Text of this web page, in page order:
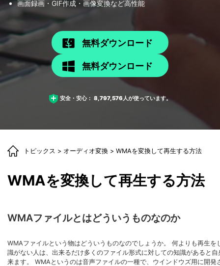
画面録画・GIF作成・画像変換など高性能
無料ダウンロード
無料ダウンロード
安全・安心： 8,797,576人が使っています。
トピックス > オーディオ変換 > WMAを変換して再生する方法
WMAを変換して再生する方法
WMAファイルとはどういうものなのか
WMAファイルという物はどういうものなのでしょうか。 何よりも再生
識がない人は、出来るだけ多くのファイル形式に対しての知識があると
来ます。 WMAというのは音声ファイルの一種で、ウインドウズ用に開